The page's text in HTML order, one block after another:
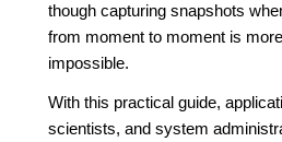
though capturing snapshots
from moment to moment is
impossible.
With this practical guide,
scientists, and system